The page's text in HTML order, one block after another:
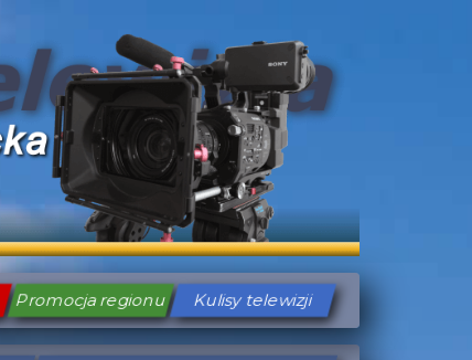
Promocja regionu Kulisy telewizji